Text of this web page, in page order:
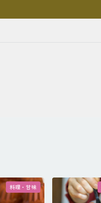
料理・甘味